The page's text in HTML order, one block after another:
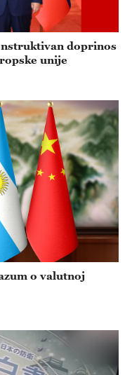
doprinos
unije
o valutnoj